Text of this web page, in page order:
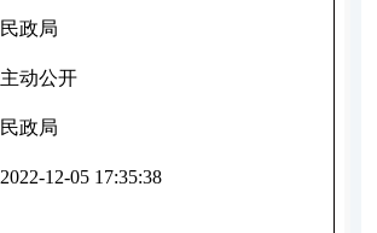
民政局
主动公开
民政局
2022-12-05 17:35:38